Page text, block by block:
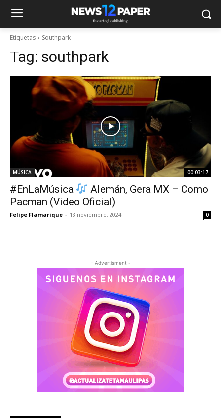
Etiquetas Southpark
Tag: southpark
MÚSICA 00:03:17
#EnLaMúsica
Alemán, Gera MX – Como
Pacman (Video Oficial)
Felipe Flamarique - 13 noviembre, 2024 0
- Advertisment -